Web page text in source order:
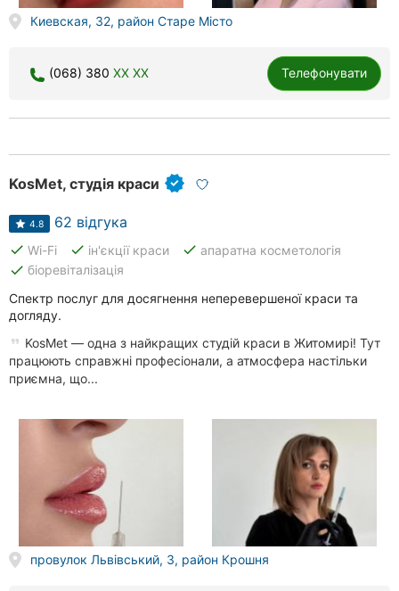
Киевская, 32, район Старе Місто
(068) 380 XX XX Телефонувати
KosMet, студія краси
4.8 62 відгука
done Wi-Fi done ін'єкції краси done апаратна косметологія
done біоревіталізація
Спектр послуг для досягнення неперевершеної краси та
догляду.
KosMet — одна з найкращих студій краси в Житомирі! Тут
працюють справжні професіонали, а атмосфера настільки
приємна, що...
провулок Львівський, 3, район Крошня